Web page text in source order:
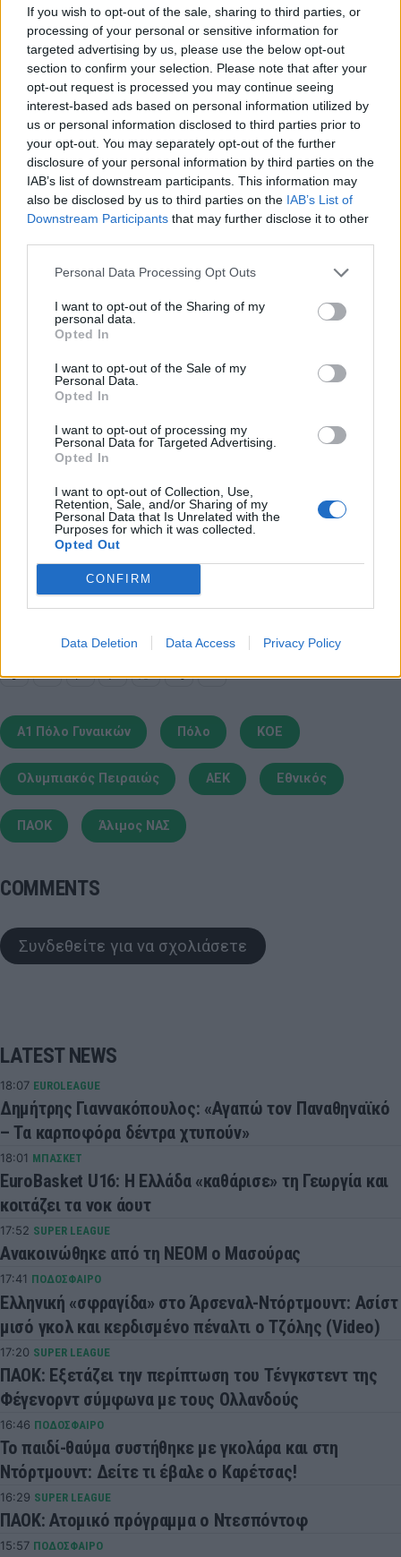
If you wish to opt-out of the sale, sharing to third parties, or
processing of your personal or sensitive information for
targeted advertising by us, please use the below opt-out
section to confirm your selection. Please note that after your
opt-out request is processed you may continue seeing
interest-based ads based on personal information utilized by
us or personal information disclosed to third parties prior to
your opt-out. You may separately opt-out of the further
disclosure of your personal information by third parties on the
IAB’s list of downstream participants. This information may
also be disclosed by us to third parties on the IAB’s List of
Downstream Participants that may further disclose it to other
Personal Data Processing Opt Outs
I want to opt-out of the Sharing of my
personal data.
Opted In
I want to opt-out of the Sale of my
Personal Data.
Opted In
I want to opt-out of processing my
Personal Data for Targeted Advertising.
Opted In
I want to opt-out of Collection, Use,
Retention, Sale, and/or Sharing of my
Personal Data that Is Unrelated with the
Purposes for which it was collected.
Opted Out
CONFIRM
Data Deletion Data Access Privacy Policy
Παρατηρητής: Λευτέρης Γιαννέλλης
Αλυτάρχης: Δημήτρης Κύρκος
Στις 25/10: ΝΟ ΒΟΥΛΙΑΓΜΕΝΗΣ – ΠΑΝΙΩΝΙΟΣ 14-7
Η Βαθμολογία
1.ΝΟ ΒΟΥΛΙΑΓΜΕΝΗΣ 4 3 1 0 85-30 10
2.ΟΛΥΜΠΙΑΚΟΣ 3 3 0 0 69-18 9
-.ΑΛΙΜΟΣ ΝΑΣ BETSSON 3 3 0 0 34-19 9
-.ΠΑΝΙΩΝΙΟΣ 4 3 0 1 46-32 9
5.ΕΘΝΙΚΟΣ NOBELHELLAS 3 2 0 1 38-20 6
6.ΑΝΟ ΓΛΥΦΑΔΑΣ I REPAIR3 1 1 1 28-29 4
-.ΝΕ ΠΑΤΡΩΝ 3 1 0 2 25-43 3
-.ΓΣ ΠΕΡΙΣΤΕΡΙΟΥ 3 1 0 2 18-41 3
10.ΝΟ ΡΕΘΥΜΝΟΥ 3 0 0 3 19-37 0
12.ΑΕΚ 3 0 0 3 22-47 0
19 Ελληνιάδη (ΝΟ ΒΟΥΛΙΑΓΜΕΝΗΣ), 12 Κότσια
(ΠΑΝΙΩΝΙΟΣ), 10 Γιαννοπούλου (ΝΟ
Μπογκατσένκο (ΠΑΝΙΩΝΙΟΣ), Τριχά (ΟΛΥΜΠΙΑΚΟΣ)
Παιχνίδι από παντού στη Novibet με το
νέο Mobile App
Α1 Πόλο Γυναικών Πόλο ΚΟΕ
Ολυμπιακός Πειραιώς ΑΕΚ Εθνικός
ΠΑΟΚ Άλιμος ΝΑΣ
COMMENTS
Συνδεθείτε για να σχολιάσετε
LATEST NEWS
18:07 EUROLEAGUE
Δημήτρης Γιαννακόπουλος: «Αγαπώ τον Παναθηναϊκό
– Τα καρποφόρα δέντρα χτυπούν»
18:01 ΜΠΑΣΚΕΤ
EuroBasket U16: Η Ελλάδα «καθάρισε» τη Γεωργία και
κοιτάζει τα νοκ άουτ
17:52 SUPER LEAGUE
Ανακοινώθηκε από τη ΝΕΟΜ ο Μασούρας
17:41 ΠΟΔΟΣΦΑΙΡΟ
Ελληνική «σφραγίδα» στο Άρσεναλ-Ντόρτμουντ: Ασίστ
μισό γκολ και κερδισμένο πέναλτι ο Τζόλης (Video)
17:20 SUPER LEAGUE
ΠΑΟΚ: Εξετάζει την περίπτωση του Τένγκστεντ της
Φέγενορντ σύμφωνα με τους Ολλανδούς
16:46 ΠΟΔΟΣΦΑΙΡΟ
Το παιδί-θαύμα συστήθηκε με γκολάρα και στη
Ντόρτμουντ: Δείτε τι έβαλε ο Καρέτσας!
16:29 SUPER LEAGUE
ΠΑΟΚ: Ατομικό πρόγραμμα ο Ντεσπόντοφ
15:57 ΠΟΔΟΣΦΑΙΡΟ